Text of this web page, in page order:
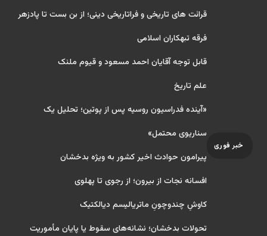
خبر فوری
قرائت های تاریخی و فراتاریخی دینی؛ از بن بست تا پادزهر
فرقه تبهکاران اسلامی
قابل توجه آقایان احمد مسعود و قیوم ملنک
علم تاریخ
«آینده فدراسیون روسیه پس از پوتین؛ تحلیل یک
سناریوی محتمل»
پیرامون حوادث اخیر کشور به ویژه بدخشان
افسانه نجات از بیرون؛ از رجوی تا پهلوی
کاوشِ چندو‌چونِ ماتریالیسم دیالکتیک
تحولات بدخشان؛ نشانه‌های سقوط یا پایان مأموریت